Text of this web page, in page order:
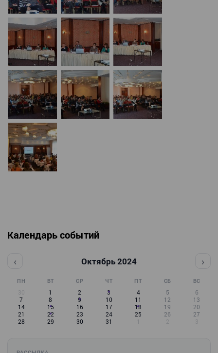
Календарь событий
‹ Октябрь 2024 ›
ПН ВТ СР ЧТ ПТ СБ ВС
30 1 2 3 4 5
6
7
8 9 10 11 12
13
14
15 16 17 18 19
20
21
22 23 24 25 26
27
28
29 30 31 1 2 3